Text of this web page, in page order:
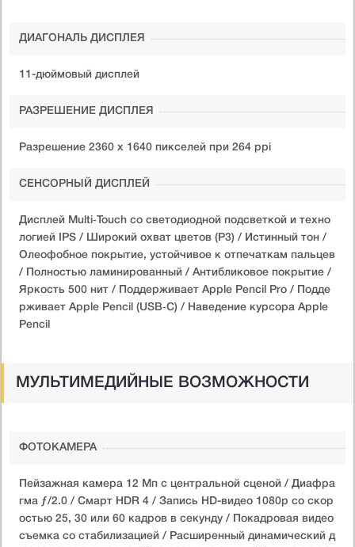
ДИАГОНАЛЬ ДИСПЛЕЯ
11-дюймовый дисплей
РАЗРЕШЕНИЕ ДИСПЛЕЯ
Разрешение 2360 x 1640 пикселей при 264 ppi
СЕНСОРНЫЙ ДИСПЛЕЙ
Дисплей Multi‑Touch со светодиодной подсветкой и техно
логией IPS / Широкий охват цветов (P3) / Истинный тон /
Олеофобное покрытие, устойчивое к отпечаткам пальцев
/ Полностью ламинированный / Антибликовое покрытие /
Яркость 500 нит / Поддерживает Apple Pencil Pro / Подде
рживает Apple Pencil (USB‑C) / Наведение курсора Apple
Pencil
МУЛЬТИМЕДИЙНЫЕ ВОЗМОЖНОСТИ
ФОТОКАМЕРА
Пейзажная камера 12 Мп с центральной сценой / Диафра
гма ƒ/2.0 / Смарт HDR 4 / Запись HD-видео 1080p со скор
остью 25, 30 или 60 кадров в секунду / Покадровая видео
съемка со стабилизацией / Расширенный динамический д